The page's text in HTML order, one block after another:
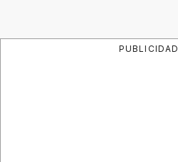
PUBLICIDAD